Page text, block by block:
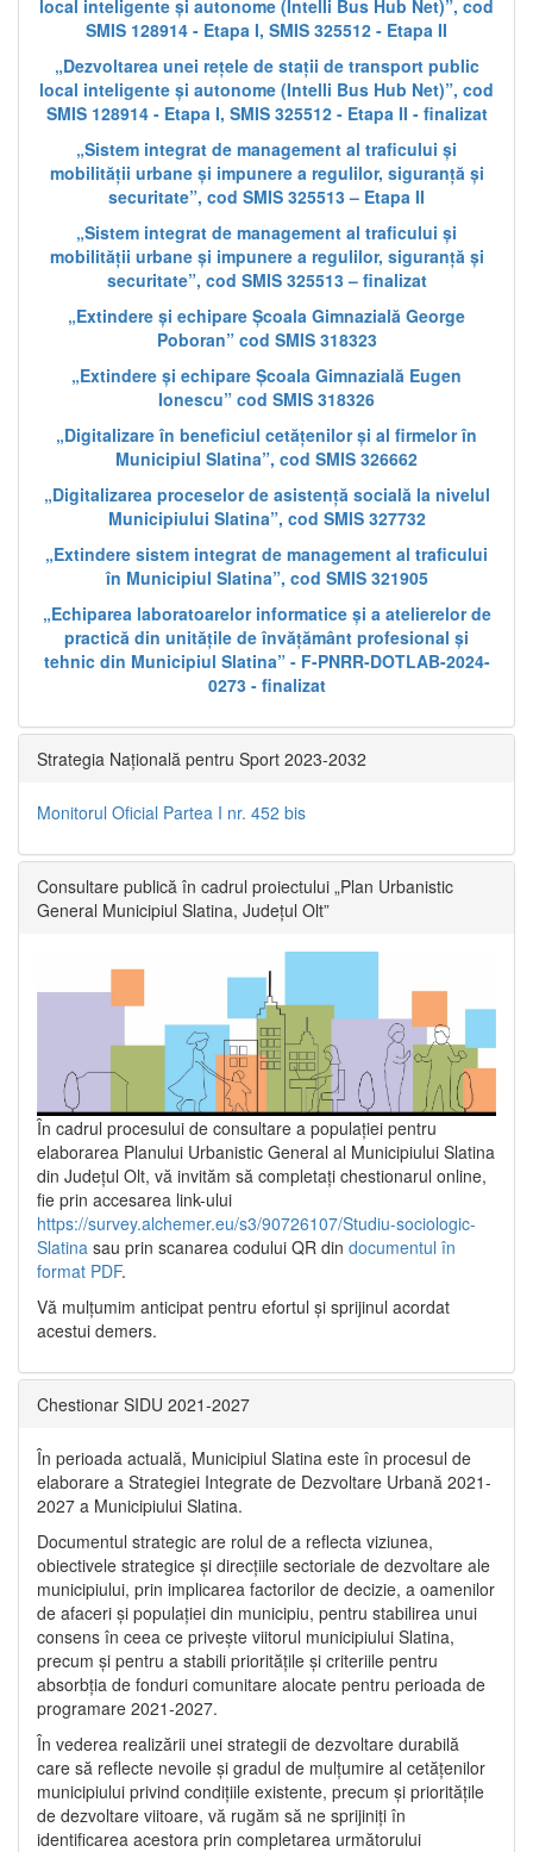
local inteligente și autonome (Intelli Bus Hub Net)”, cod
SMIS 128914 - Etapa I, SMIS 325512 - Etapa II
„Dezvoltarea unei rețele de stații de transport public
local inteligente și autonome (Intelli Bus Hub Net)”, cod
SMIS 128914 - Etapa I, SMIS 325512 - Etapa II - finalizat
„Sistem integrat de management al traficului și
mobilității urbane și impunere a regulilor, siguranță și
securitate”, cod SMIS 325513 – Etapa II
„Sistem integrat de management al traficului și
mobilității urbane și impunere a regulilor, siguranță și
securitate”, cod SMIS 325513 – finalizat
„Extindere și echipare Școala Gimnazială George
Poboran” cod SMIS 318323
„Extindere și echipare Școala Gimnazială Eugen
Ionescu” cod SMIS 318326
„Digitalizare în beneficiul cetățenilor și al firmelor în
Municipiul Slatina”, cod SMIS 326662
„Digitalizarea proceselor de asistență socială la nivelul
Municipiului Slatina”, cod SMIS 327732
„Extindere sistem integrat de management al traficului
în Municipiul Slatina”, cod SMIS 321905
„Echiparea laboratoarelor informatice și a atelierelor de
practică din unitățile de învățământ profesional și
tehnic din Municipiul Slatina” - F-PNRR-DOTLAB-2024-
0273 - finalizat
Strategia Națională pentru Sport 2023-2032
Monitorul Oficial Partea I nr. 452 bis
Consultare publică în cadrul proiectului „Plan Urbanistic
General Municipiul Slatina, Județul Olt”
În cadrul procesului de consultare a populaţiei pentru
elaborarea Planului Urbanistic General al Municipiului Slatina
din Județul Olt, vă invităm să completați chestionarul online,
fie prin accesarea link-ului
https://survey.alchemer.eu/s3/90726107/Studiu-sociologic-
Slatina sau prin scanarea codului QR din documentul în
format PDF.
Vă mulţumim anticipat pentru efortul şi sprijinul acordat
acestui demers.
Chestionar SIDU 2021-2027
În perioada actuală, Municipiul Slatina este în procesul de
elaborare a Strategiei Integrate de Dezvoltare Urbană 2021‐
2027 a Municipiului Slatina.
Documentul strategic are rolul de a reflecta viziunea,
obiectivele strategice și direcțiile sectoriale de dezvoltare ale
municipiului, prin implicarea factorilor de decizie, a oamenilor
de afaceri și populației din municipiu, pentru stabilirea unui
consens în ceea ce privește viitorul municipiului Slatina,
precum și pentru a stabili prioritățile și criteriile pentru
absorbția de fonduri comunitare alocate pentru perioada de
programare 2021-2027.
În vederea realizării unei strategii de dezvoltare durabilă
care să reflecte nevoile și gradul de mulțumire al cetățenilor
municipiului privind condițiile existente, precum și prioritățile
de dezvoltare viitoare, vă rugăm să ne sprijiniți în
identificarea acestora prin completarea următorului